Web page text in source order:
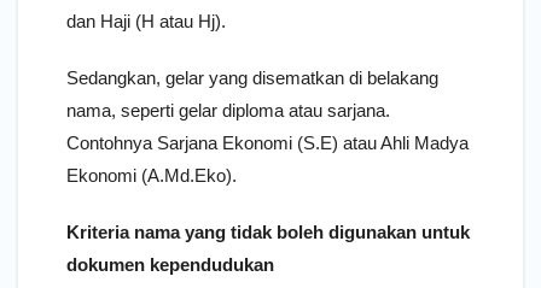
dan Haji (H atau Hj).
Sedangkan, gelar yang disematkan di belakang
nama, seperti gelar diploma atau sarjana.
Contohnya Sarjana Ekonomi (S.E) atau Ahli Madya
Ekonomi (A.Md.Eko).
Kriteria nama yang tidak boleh digunakan untuk
dokumen kependudukan